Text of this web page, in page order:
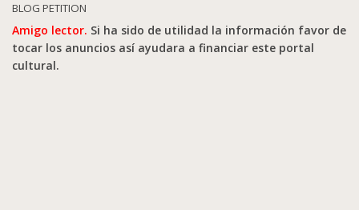
BLOG PETITION
Amigo lector. Si ha sido de utilidad la información favor de
tocar los anuncios así ayudara a financiar este portal
cultural.